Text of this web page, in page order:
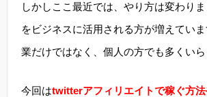
しかしここ最近では、やり方は変わり
をビジネスに活用される方が増えてい
業だけではなく、個人の方でも多くいら
今回はtwitterアフィリエイトで稼ぐ方